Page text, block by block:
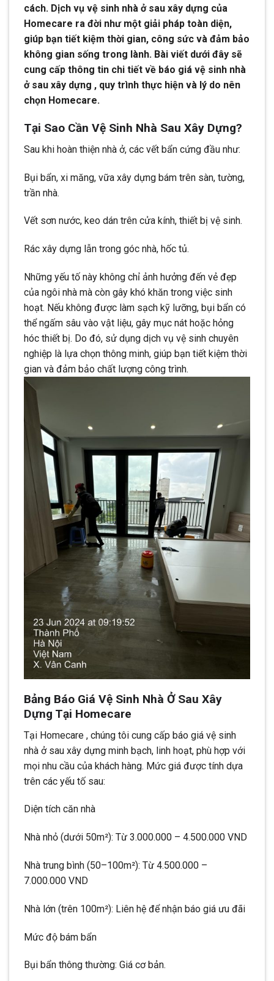
cách. Dịch vụ vệ sinh nhà ở sau xây dựng của
Homecare ra đời như một giải pháp toàn diện,
giúp bạn tiết kiệm thời gian, công sức và đảm bảo
không gian sống trong lành. Bài viết dưới đây sẽ
cung cấp thông tin chi tiết về báo giá vệ sinh nhà
ở sau xây dựng , quy trình thực hiện và lý do nên
chọn Homecare.
Tại Sao Cần Vệ Sinh Nhà Sau Xây Dựng?
Sau khi hoàn thiện nhà ở, các vết bẩn cứng đầu như:
Bụi bẩn, xi măng, vữa xây dựng bám trên sàn, tường,
trần nhà.
Vết sơn nước, keo dán trên cửa kính, thiết bị vệ sinh.
Rác xây dựng lẫn trong góc nhà, hốc tủ.
Những yếu tố này không chỉ ảnh hưởng đến vẻ đẹp
của ngôi nhà mà còn gây khó khăn trong việc sinh
hoạt. Nếu không được làm sạch kỹ lưỡng, bụi bẩn có
thể ngấm sâu vào vật liệu, gây mục nát hoặc hỏng
hóc thiết bị. Do đó, sử dụng dịch vụ vệ sinh chuyên
nghiệp là lựa chọn thông minh, giúp bạn tiết kiệm thời
gian và đảm bảo chất lượng công trình.
Bảng Báo Giá Vệ Sinh Nhà Ở Sau Xây
Dựng Tại Homecare
Tại Homecare , chúng tôi cung cấp báo giá vệ sinh
nhà ở sau xây dựng minh bạch, linh hoạt, phù hợp với
mọi nhu cầu của khách hàng. Mức giá được tính dựa
trên các yếu tố sau:
Diện tích căn nhà
Nhà nhỏ (dưới 50m²): Từ 3.000.000 – 4.500.000 VND
Nhà trung bình (50–100m²): Từ 4.500.000 –
7.000.000 VND
Nhà lớn (trên 100m²): Liên hệ để nhận báo giá ưu đãi
Mức độ bám bẩn
Bụi bẩn thông thường: Giá cơ bản.